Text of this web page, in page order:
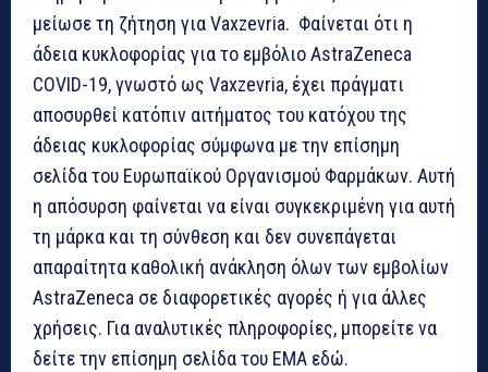
μείωσε τη ζήτηση για Vaxzevria. Φαίνεται ότι η
άδεια κυκλοφορίας για το εμβόλιο AstraZeneca
COVID-19, γνωστό ως Vaxzevria, έχει πράγματι
αποσυρθεί κατόπιν αιτήματος του κατόχου της
άδειας κυκλοφορίας σύμφωνα με την επίσημη
σελίδα του Ευρωπαϊκού Οργανισμού Φαρμάκων. Αυτή
η απόσυρση φαίνεται να είναι συγκεκριμένη για αυτή
τη μάρκα και τη σύνθεση και δεν συνεπάγεται
απαραίτητα καθολική ανάκληση όλων των εμβολίων
AstraZeneca σε διαφορετικές αγορές ή για άλλες
χρήσεις. Για αναλυτικές πληροφορίες, μπορείτε να
δείτε την επίσημη σελίδα του EMA εδώ.